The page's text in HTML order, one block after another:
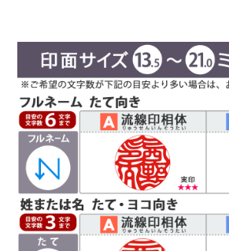
ンスをとるのが難しいの
字を折り曲げ、空間を埋
す。直線基調の印影は、
好まれています。定評のある西野センスで全
に収めます。